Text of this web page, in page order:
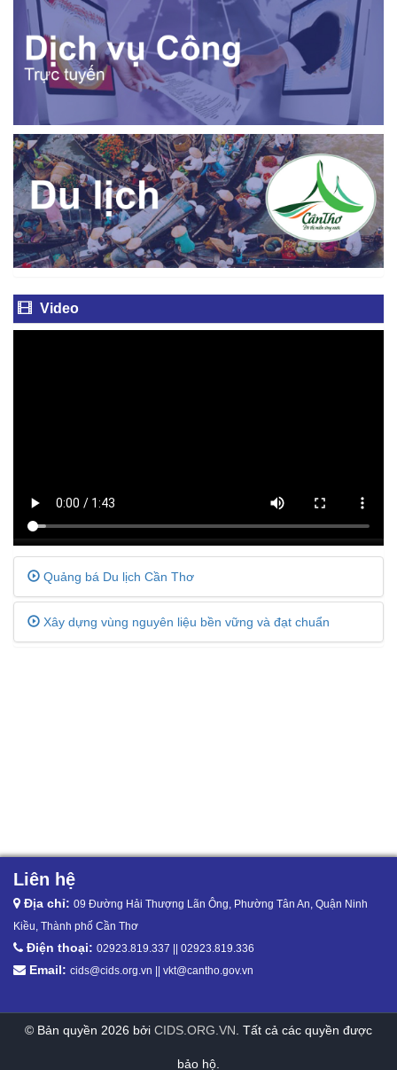
Video
Quảng bá Du lịch Cần Thơ
Xây dựng vùng nguyên liệu bền vững và đạt chuẩn
Liên hệ
Địa chỉ: 09 Đường Hải Thượng Lãn Ông, Phường Tân An, Quận Ninh
Kiều, Thành phố Cần Thơ
Điện thoại: 02923.819.337 || 02923.819.336
Email: cids@cids.org.vn || vkt@cantho.gov.vn
© Bản quyền 2026 bởi CIDS.ORG.VN . Tất cả các quyền được
bảo hộ.